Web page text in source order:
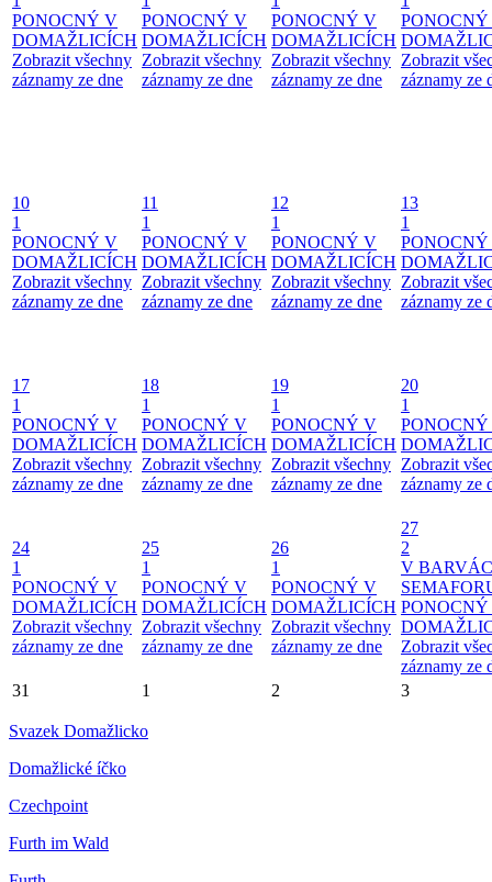
PONOCNÝ V
DOMAŽLICÍCH
Zobrazit všechny
záznamy ze dne
PONOCNÝ V
DOMAŽLICÍCH
Zobrazit všechny
záznamy ze dne
PONOCNÝ V
DOMAŽLICÍCH
Zobrazit všechny
záznamy ze dne
Zobrazit
záznamy ze
10
1
PONOCNÝ V
DOMAŽLICÍCH
Zobrazit všechny
záznamy ze dne
11
1
PONOCNÝ V
DOMAŽLICÍCH
Zobrazit všechny
záznamy ze dne
12
1
PONOCNÝ V
DOMAŽLICÍCH
Zobrazit všechny
záznamy ze dne
13
1
Zobrazit
záznamy ze
17
1
PONOCNÝ V
DOMAŽLICÍCH
Zobrazit všechny
záznamy ze dne
18
1
PONOCNÝ V
DOMAŽLICÍCH
Zobrazit všechny
záznamy ze dne
19
1
PONOCNÝ V
DOMAŽLICÍCH
Zobrazit všechny
záznamy ze dne
20
1
Zobrazit
záznamy ze
24
1
PONOCNÝ V
DOMAŽLICÍCH
Zobrazit všechny
záznamy ze dne
25
1
PONOCNÝ V
DOMAŽLICÍCH
Zobrazit všechny
záznamy ze dne
26
1
PONOCNÝ V
DOMAŽLICÍCH
Zobrazit všechny
záznamy ze dne
27
2
V
Zobrazit
záznamy ze
31
1 2 3
Svazek Domažlicko
Domažlické íčko
Czechpoint
Furth im Wald